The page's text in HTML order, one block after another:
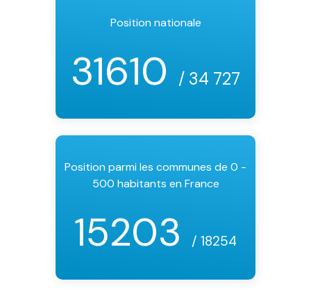
Position nationale
31610 / 34 727
Position parmi les communes de 0 -
500 habitants en France
15203 / 18254